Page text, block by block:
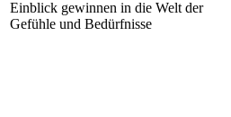
Einblick gewinnen in die Welt der
Gefühle und Bedürfnisse